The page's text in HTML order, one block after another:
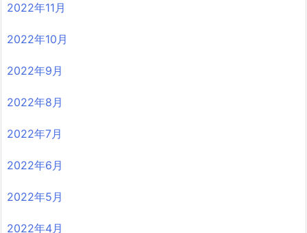
2022年11月
2022年10月
2022年9月
2022年8月
2022年7月
2022年6月
2022年5月
2022年4月